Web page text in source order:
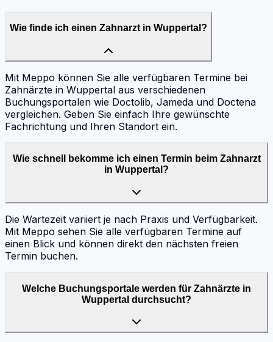
Wie finde ich einen Zahnarzt in Wuppertal?
Mit Meppo können Sie alle verfügbaren Termine bei
Zahnärzte in Wuppertal aus verschiedenen
Buchungsportalen wie Doctolib, Jameda und Doctena
vergleichen. Geben Sie einfach Ihre gewünschte
Fachrichtung und Ihren Standort ein.
Wie schnell bekomme ich einen Termin beim Zahnarzt
in Wuppertal?
Die Wartezeit variiert je nach Praxis und Verfügbarkeit.
Mit Meppo sehen Sie alle verfügbaren Termine auf
einen Blick und können direkt den nächsten freien
Termin buchen.
Welche Buchungsportale werden für Zahnärzte in
Wuppertal durchsucht?